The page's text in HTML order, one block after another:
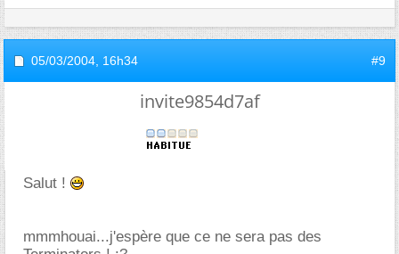
05/03/2004, 16h34 #9
invite9854d7af
Salut !
mmmhouai...j'espère que ce ne sera pas des